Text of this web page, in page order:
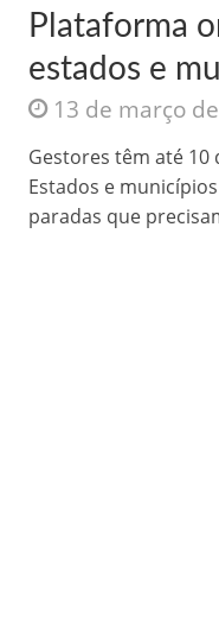
Jesus Sociedade Anônima,
Plataforma
estados e
13 de março
Gestores têm até
Estados e
paradas que